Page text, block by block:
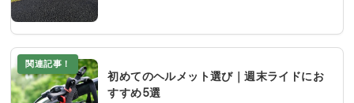
関連記事！
初めてのヘルメット選び｜週末ライドにお
すすめ5選